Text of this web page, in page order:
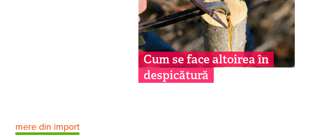
mere din import
Cum se face altoirea în
despicătură